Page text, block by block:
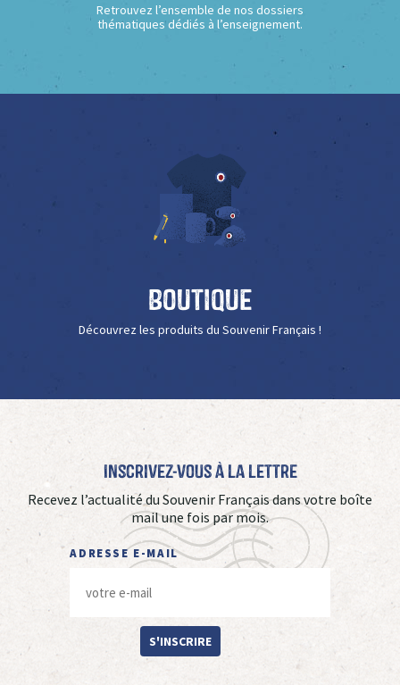
Retrouvez l’ensemble de nos dossiers
thématiques dédiés à l’enseignement.
Boutique
Découvrez les produits du Souvenir Français !
Inscrivez-vous à La Lettre
Recevez l’actualité du Souvenir Français dans votre boîte
mail une fois par mois.
ADRESSE E-MAIL
S'INSCRIRE